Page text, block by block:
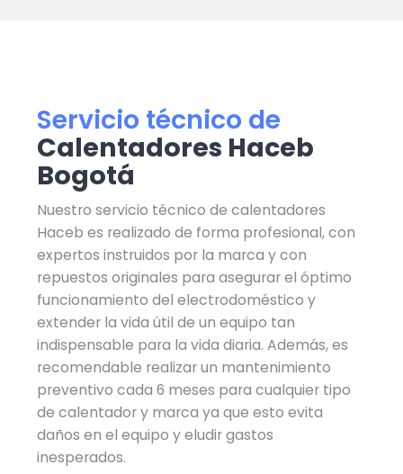
Servicio técnico de
Calentadores Haceb
Bogotá
Nuestro servicio técnico de calentadores
Haceb es realizado de forma profesional, con
expertos instruidos por la marca y con
repuestos originales para asegurar el óptimo
funcionamiento del electrodoméstico y
extender la vida útil de un equipo tan
indispensable para la vida diaria. Además, es
recomendable realizar un mantenimiento
preventivo cada 6 meses para cualquier tipo
de calentador y marca ya que esto evita
daños en el equipo y eludir gastos
inesperados.